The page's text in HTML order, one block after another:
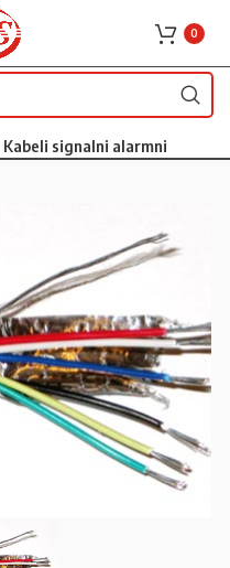
0
Kabeli signalni alarmni